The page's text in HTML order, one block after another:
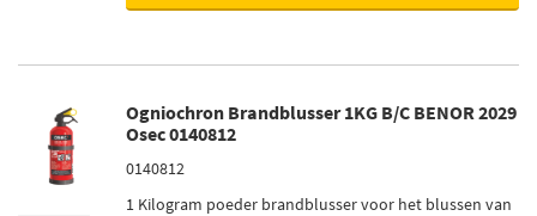
Ogniochron Brandblusser 1KG B/C BENOR 2029
Osec 0140812
0140812
1 Kilogram poeder brandblusser voor het blussen van